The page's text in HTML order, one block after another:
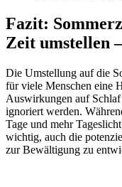
Fazit:
Zeit umstellen
Die Umstellung auf die
für viele Menschen eine
Auswirkungen auf
ignoriert werden.
Tage und mehr
wichtig, auch die
zur Bewältigung zu